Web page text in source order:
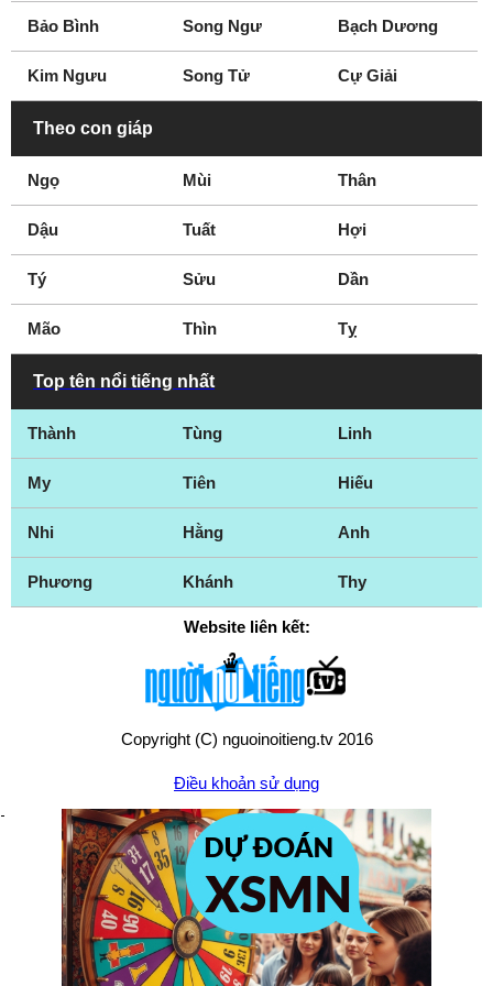
Bảo Bình Song Ngư Bạch Dương
Kim Ngưu Song Tử Cự Giải
Theo con giáp
Ngọ Mùi Thân
Dậu Tuất Hợi
Tý Sửu Dần
Mão Thìn Tỵ
Top tên nổi tiếng nhất
Thành Tùng Linh
My Tiên Hiếu
Nhi Hằng Anh
Phương Khánh Thy
Website liên kết:
Copyright (C) nguoinoitieng.tv 2016
Điều khoản sử dụng
Chính sách quyền riêng tư
Liên hệ:mail.nguoinoitieng.tv@gmail.com